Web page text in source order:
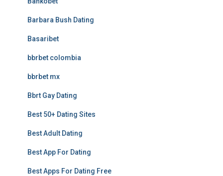
Barbara Bush Dating
Basaribet
bbrbet colombia
bbrbet mx
Bbrt Gay Dating
Best 50+ Dating Sites
Best Adult Dating
Best App For Dating
Best Apps For Dating Free